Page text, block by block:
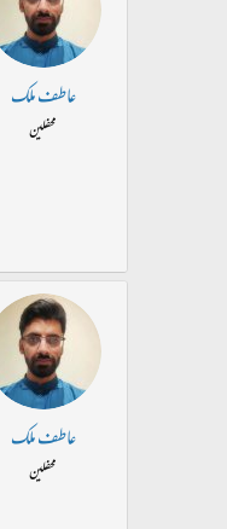
عاطف ملک
محفلین
عاطف ملک
محفلین